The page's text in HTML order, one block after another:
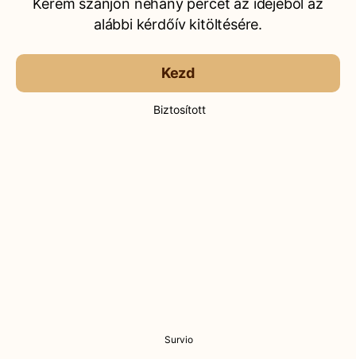
Kérem szánjon néhány percet az idejéből az
alábbi kérdőív kitöltésére.
Kezd
Biztosított
Survio